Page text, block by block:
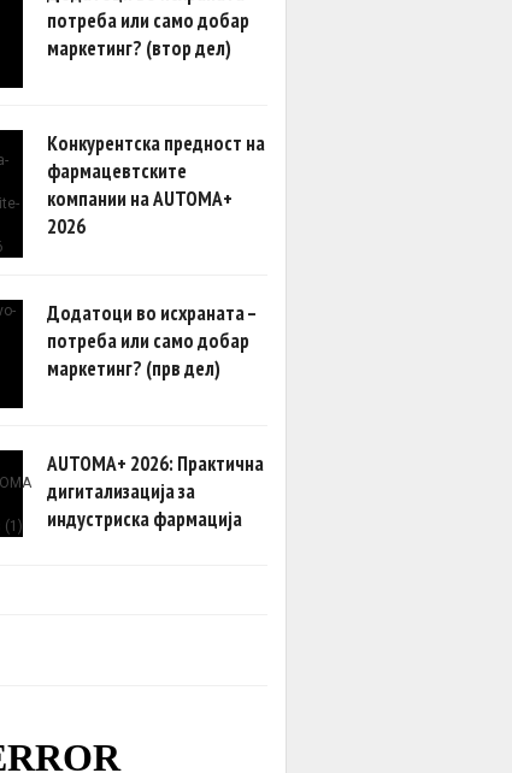
потреба или само добар
маркетинг? (втор дел)
Конкурентска предност на
фармацевтските
компании на AUTOMA+
2026
Додатоци во исхраната –
потреба или само добар
маркетинг? (прв дел)
AUTOMA+ 2026: Практична
дигитализација за
индустриска фармација